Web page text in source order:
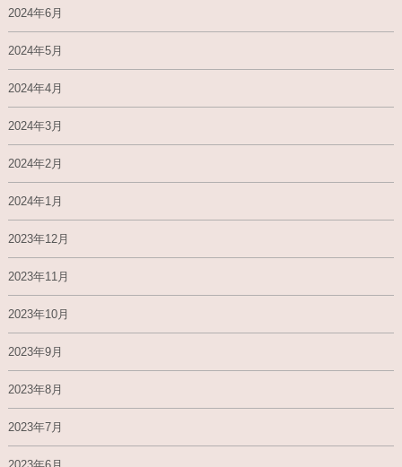
2024年6月
2024年5月
2024年4月
2024年3月
2024年2月
2024年1月
2023年12月
2023年11月
2023年10月
2023年9月
2023年8月
2023年7月